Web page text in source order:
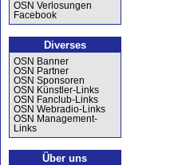
OSN Verlosungen
Facebook
Diverses
OSN Banner
OSN Partner
OSN Sponsoren
OSN Künstler-Links
OSN Fanclub-Links
OSN Webradio-Links
OSN Management-
Links
Über uns